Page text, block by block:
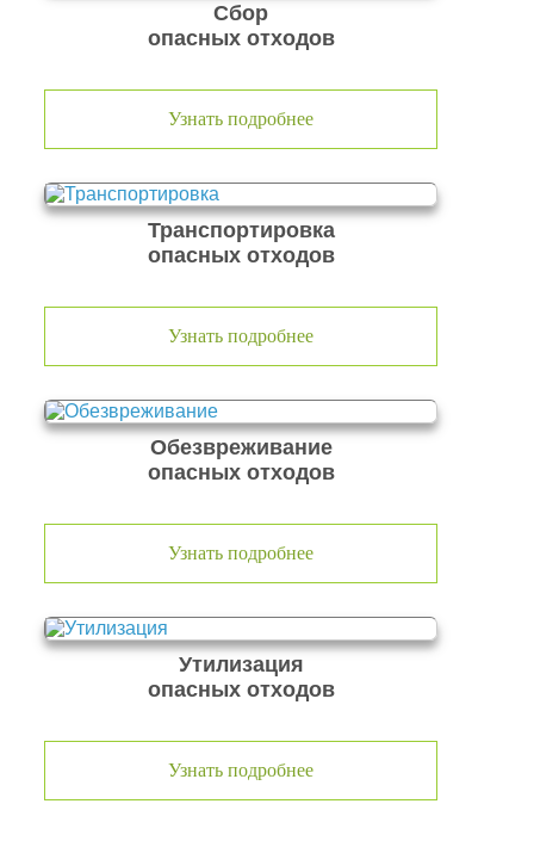
Сбор
опасных отходов
Узнать подробнее
Транспортировка
опасных отходов
Узнать подробнее
Обезвреживание
опасных отходов
Узнать подробнее
Утилизация
опасных отходов
Узнать подробнее